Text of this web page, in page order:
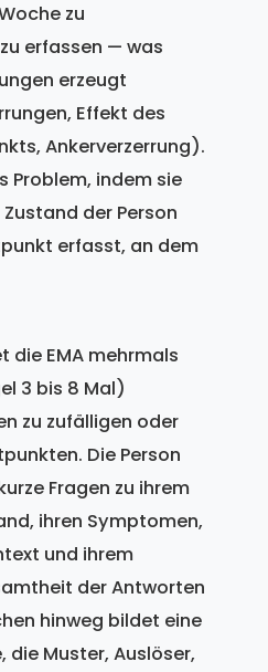
zu
erfassen — was
erzeugt
Effekt des
Ankerverzerrung).
Problem, indem sie
der Person
erfasst, an dem
die EMA mehrmals
3 bis 8 Mal)
zu zufälligen oder
Die Person
Fragen zu ihrem
ihren Symptomen,
und ihrem
der Antworten
hinweg bildet eine
die Muster, Auslöser,